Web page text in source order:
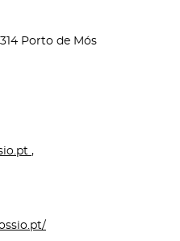
Porto de Mós
,